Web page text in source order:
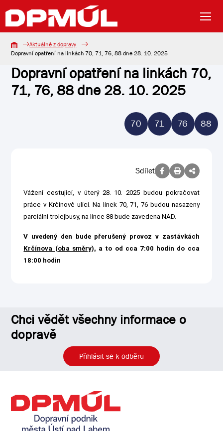
Aktuálně z dopravy
Dopravní opatření na linkách 70, 71, 76, 88 dne 28. 10. 2025
Dopravní opatření na linkách 70,
71, 76, 88 dne 28. 10. 2025
70 71 76 88
Sdílet
Vážení cestující, v úterý 28. 10. 2025 budou pokračovat
práce v Krčínově ulici. Na linek 70, 71, 76 budou nasazeny
parciální trolejbusy, na lince 88 bude zavedena NAD.
V uvedený den bude přerušený provoz v zastávkách
Krčínova (oba směry), a to od cca 7:00 hodin do cca
18:00 hodin
Chci vědět všechny informace o
dopravě
Přihlásit se k odběru